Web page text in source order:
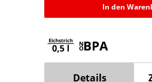
In den
Details